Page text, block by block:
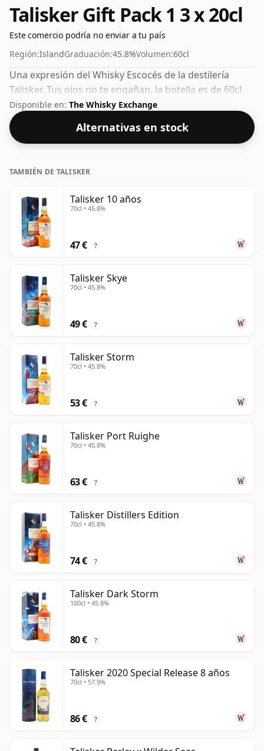
Talisker Gift Pack 1 3 x 20cl
Este comercio podría no enviar a tu país
Región:IslandGraduación:45.8%Volumen:60cl
Una expresión del Whisky Escocés de la destilería
Talisker. Tus ojos no te engañan, la botella es de 60cl.
Disponible en: The Whisky Exchange
Alternativas en stock
TAMBIÉN DE TALISKER
Talisker 10 años
70cl • 45.8%
47 € ?
Talisker Skye
70cl • 45.8%
49 € ?
Talisker Storm
70cl • 45.8%
53 € ?
Talisker Port Ruighe
70cl • 45.8%
63 € ?
Talisker Distillers Edition
70cl • 45.8%
74 € ?
Talisker Dark Storm
100cl • 45.8%
80 € ?
Talisker 2020 Special Release 8 años
70cl • 57.9%
86 € ?